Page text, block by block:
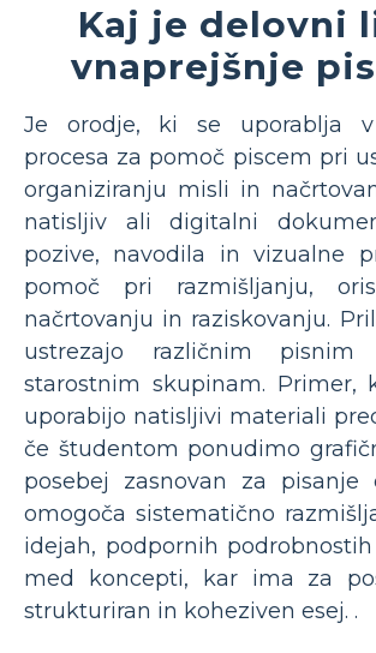
Kaj je delovni
vnaprejšnje
Je orodje, ki se uporablja
procesa za pomoč piscem pri
organiziranju misli in
natisljiv ali digitalni
pozive, navodila in vizualne
pomoč pri razmišljanju,
načrtovanju in raziskovanju.
ustrezajo različnim
starostnim skupinam. Primer,
uporabijo natisljivi materiali
če študentom ponudimo
posebej zasnovan za pisanje
omogoča sistematično
idejah, podpornih
med koncepti, kar ima za
strukturiran in koheziven esej. .